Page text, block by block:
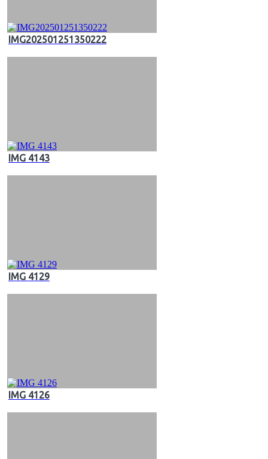
IMG202501251350222
IMG 4143
IMG 4129
IMG 4126